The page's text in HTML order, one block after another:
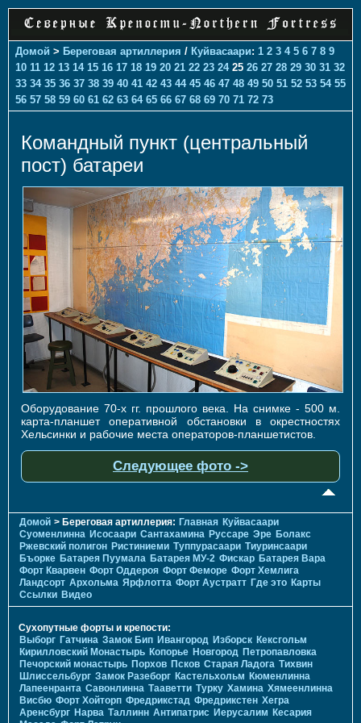
Домой > Береговая артиллерия / Куйвасаари: 1 2 3 4 5 6 7 8 9
10 11 12 13 14 15 16 17 18 19 20 21 22 23 2425 26 27 28 29 30 31 32
33 34 35 36 37 38 39 40 41 42 43 44 45 46 47 48 49 50 51 52 53 54 55
56 57 58 59 60 61 62 63 64 65 66 67 68 69 70 71 72 73
Командный пункт (центральный
пост) батареи
Оборудование 70-х гг. прошлого века. На снимке - 500 м.
карта-планшет оперативной обстановки в окрестностях
Хельсинки и рабочие места операторов-планшетистов.
Следующее фото ->
Домой > Береговая артиллерия: Главная Куйвасаари
Суоменлиннa Исосаари Сантахамина Руссаре Эре Болакс
Ржевский полигон Ристиниеми Туппурасаари Тиуринсаари
Бъорке Батарея Пуумала Батарея МУ-2 Фискар Батарея Вара
Форт Кварвен Форт Оддероя Форт Феморе Форт Хемлига
Ландсорт Архольма Ярфлотта Форт Аустратт Где это Карты
Ссылки Видео
Сухопутные форты и крепости:
Выборг Гатчина Замок Бип Ивангород Изборск Кексгольм
Кирилловский Монастырь Копорье Новгород Петропавловка
Печорcкий монастырь Порхов Псков Старая Ладога Тихвин
Шлиссельбург Замок Разеборг Кастельхольм Кюменлинна
Лапеенранта Савонлинна Тааветти Турку Хамина Хямеенлинна
Висбю Форт Хойторп Фредрикстад Фредрикстен Хегра
Аренсбург Нарва Таллинн Антипатрис Иерусалим Кесария